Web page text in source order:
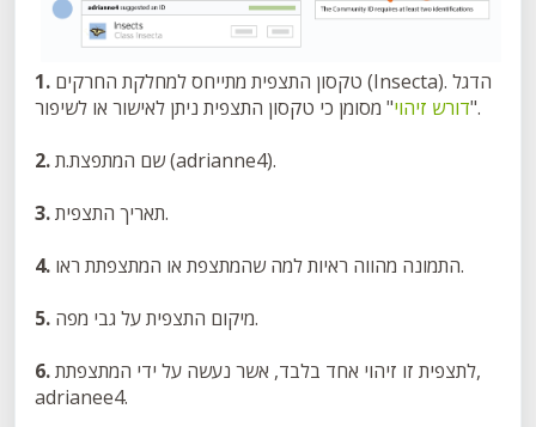
1.
"דורש זיהוי " מסומן כי טקסון התצפית ניתן לאישור או לשיפור.
2.
שם המתפצת.ת (adrianne4).
3.
תאריך התצפית.
4.
התמונה מהווה ראיות למה שהמתצפת או המתצפתת ראו.
5.
מיקום התצפית על גבי מפה.
6.
adrianee4.